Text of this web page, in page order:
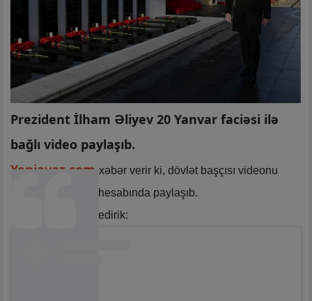
Prezident İlham Əliyev 20 Yanvar faciəsi ilə
bağlı video paylaşıb.
Yeniavaz.com xəbər verir ki, dövlət başçısı videonu
şəxsi "İnstagram” hesabında paylaşıb.
Paylaşımı təqdim edirik: